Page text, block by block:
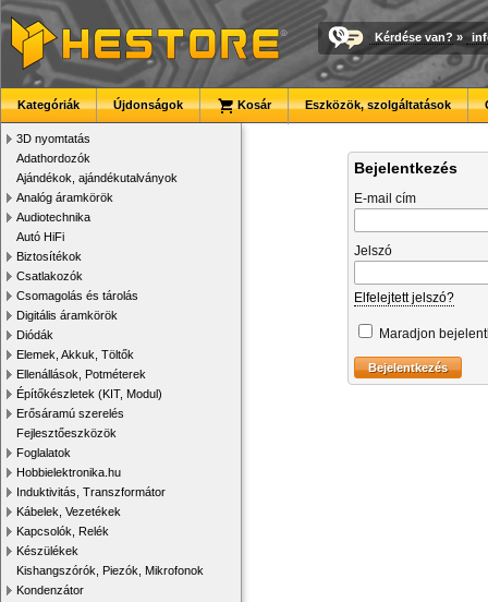
Kérdése van? »
Kategóriák Újdonságok Kosár Eszközök, szolgáltatások
3D nyomtatás
Adathordozók
Ajándékok, ajándékutalványok
Analóg áramkörök
Audiotechnika
Autó HiFi
Biztosítékok
Csatlakozók
Csomagolás és tárolás
Digitális áramkörök
Diódák
Elemek, Akkuk, Töltők
Ellenállások, Potméterek
Építőkészletek (KIT, Modul)
Erősáramú szerelés
Fejlesztőeszközök
Foglalatok
Hobbielektronika.hu
Induktivitás, Transzformátor
Kábelek, Vezetékek
Kapcsolók, Relék
Készülékek
Kishangszórók, Piezók, Mikrofonok
Kondenzátor
Bejelentkezés
E-mail cím
Jelszó
Elfelejtett jelszó?
Maradjon